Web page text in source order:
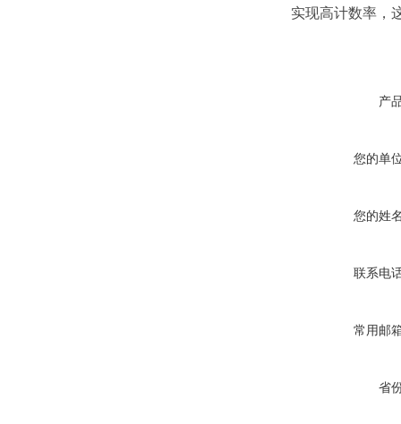
实现高计数率，
产
您的单
您的姓
联系电
常用邮
省